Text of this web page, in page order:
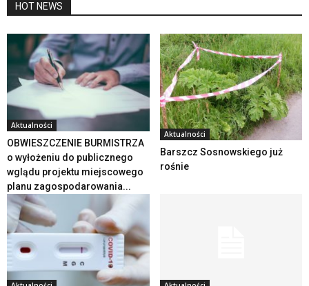
HOT NEWS
Aktualności
OBWIESZCZENIE BURMISTRZA
o wyłożeniu do publicznego
wglądu projektu miejscowego
planu zagospodarowania...
Aktualności
Barszcz Sosnowskiego już
rośnie